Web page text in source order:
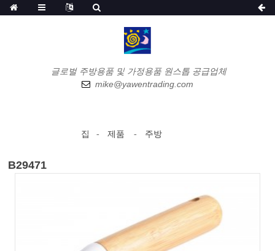
글로벌 주방용품 및 가정용품 원스톱 공급업체
mike@yawentrading.com
집 제품 주방
B29471